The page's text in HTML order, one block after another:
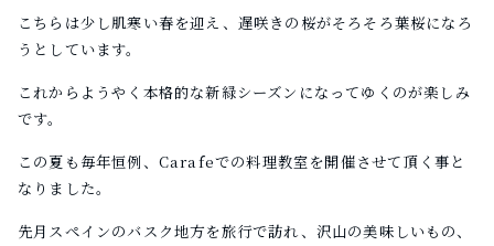
こちらは少し肌寒い春を迎え、遅咲きの桜がそろそろ葉桜になろ
うとしています。
これからようやく本格的な新緑シーズンになってゆくのが楽しみ
です。
この夏も毎年恒例、Carafeでの料理教室を開催させて頂く事と
なりました。
先月スペインのバスク地方を旅行で訪れ、沢山の美味しいもの、